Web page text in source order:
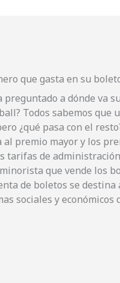
que gasta en su
preguntado a dónde va
Todos sabemos que
¿qué pasa con el
premio mayor y los
tarifas de
que vende los
de boletos se
sociales y